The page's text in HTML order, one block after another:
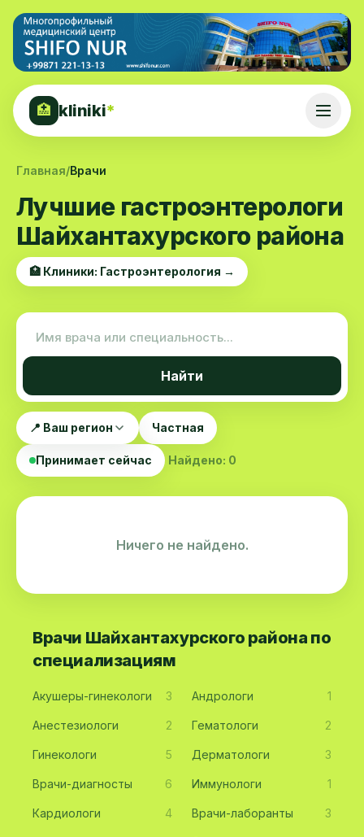
🏥 kliniki*
Главная/Врачи
Лучшие гастроэнтерологи
Шайхантахурского района
🏥 Клиники: Гастроэнтерология →
Найти
📍 Ваш регион Частная
Принимает сейчас Найдено: 0
Ничего не найдено.
Врачи Шайхантахурского района по
специализациям
Акушеры-гинекологи 3 Андрологи 1
Анестезиологи 2 Гематологи 2
Гинекологи 5 Дерматологи 3
Врачи-диагносты 6 Иммунологи 1
Кардиологи 4 Врачи-лаборанты 3